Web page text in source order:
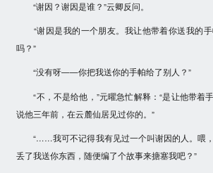
“谢因？谢因是谁？”云卿反问。
“谢因是我的一个朋友。我让他带着你送我的手
吗？”
“没有呀——你把我送你的手帕给了别人？”
“不，不是给他，”元曜急忙解释：“是让他带着
说他三年前，在云麓仙居见过你的。”
“……我可不记得我有见过一个叫谢因的人。喂，
丢了我送你东西，随便编了个故事来搪塞我吧？”